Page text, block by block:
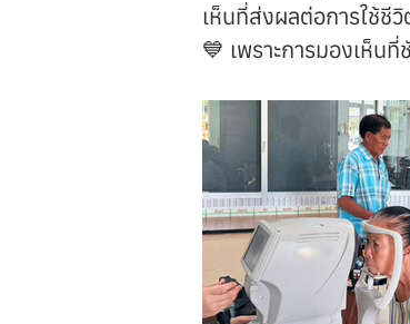
เห็นที่ส่งผลต่อการใช้ชีวิ
💙 เพราะการมองเห็